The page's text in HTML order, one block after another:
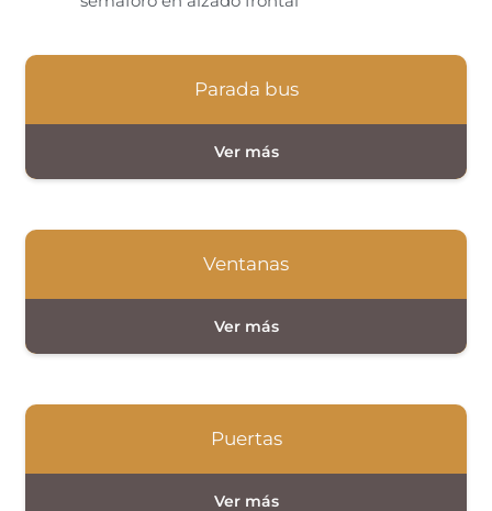
Parada bus
Ventanas
Puertas